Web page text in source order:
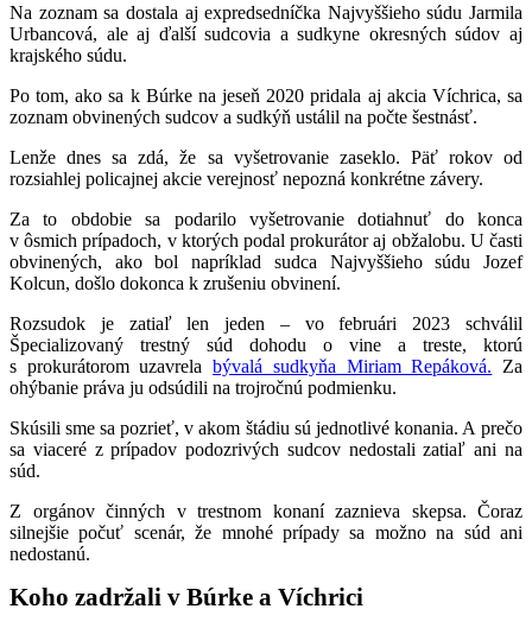
Na zoznam sa dostala aj expredsedníčka Najvyššieho súdu Jarmila
Urbancová, ale aj ďalší sudcovia a sudkyne okresných súdov aj
krajského súdu.
Po tom, ako sa k Búrke na jeseň 2020 pridala aj akcia Víchrica, sa
zoznam obvinených sudcov a sudkýň ustálil na počte šestnásť.
Lenže dnes sa zdá, že sa vyšetrovanie zaseklo. Päť rokov od
rozsiahlej policajnej akcie verejnosť nepozná konkrétne závery.
Za to obdobie sa podarilo vyšetrovanie dotiahnuť do konca
v ôsmich prípadoch, v ktorých podal prokurátor aj obžalobu. U časti
obvinených, ako bol napríklad sudca Najvyššieho súdu Jozef
Kolcun, došlo dokonca k zrušeniu obvinení.
Rozsudok je zatiaľ len jeden – vo februári 2023 schválil
Špecializovaný trestný súd dohodu o vine a treste, ktorú
s prokurátorom uzavrelabývalá sudkyňa Miriam Repáková. Za
ohýbanie práva ju odsúdili na trojročnú podmienku.
Skúsili sme sa pozrieť, v akom štádiu sú jednotlivé konania. A prečo
sa viaceré z prípadov podozrivých sudcov nedostali zatiaľ ani na
súd.
Z orgánov činných v trestnom konaní zaznieva skepsa. Čoraz
silnejšie počuť scenár, že mnohé prípady sa možno na súd ani
nedostanú.
Koho zadržali v Búrke a Víchrici